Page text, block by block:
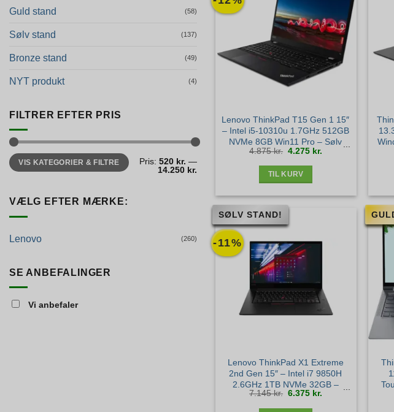
Guld stand (58)
Sølv stand (137)
Bronze stand (49)
NYT produkt (4)
FILTRER EFTER PRIS
Mindste
pris
Højeste
prisVIS KATEGORIER & FILTRE Pris: 520 kr. —
14.250 kr.
VÆLG EFTER MÆRKE:
Lenovo (260)
SE ANBEFALINGER
Vi anbefaler
Lenovo ThinkPad T15 Gen 1 15″
– Intel i5-10310u 1.7GHz 512GB
NVMe 8GB Win11 Pro – Sølv
stand
4.875kr. Den
oprindelige
pris
4.275 kr.
TIL KURV
-11%
SØLV STAND!
Lenovo ThinkPad X1 Extreme
2nd Gen 15″ – Intel i7 9850H
2.6GHz 1TB NVMe 32GB –
NVidia GTX 1650 4GB Win11
Pro – Sølv stand
7.145kr. Den
oprindelige
pris
6.375 kr.